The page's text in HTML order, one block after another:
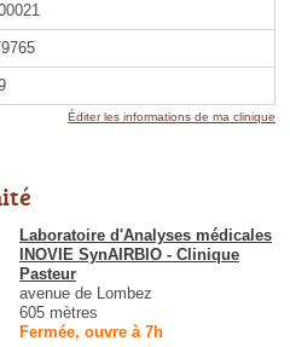
Éditer les informations de ma clinique
Laboratoire d'Analyses médicales
INOVIE SynAIRBIO - Clinique
Pasteur
avenue de Lombez
605 mètres
Fermée, ouvre à 7h